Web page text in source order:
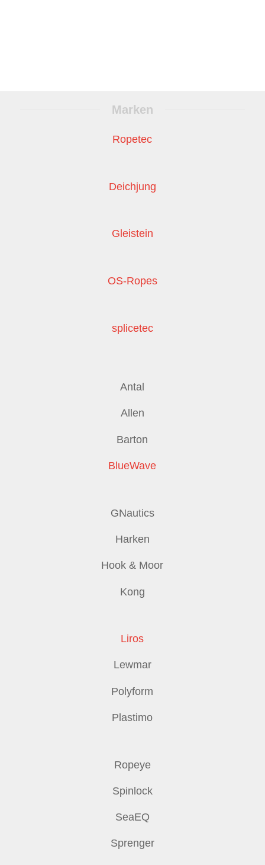
Marken
Ropetec
Deichjung
Gleistein
OS-Ropes
splicetec
Antal
Allen
Barton
BlueWave
GNautics
Harken
Hook & Moor
Kong
Liros
Lewmar
Polyform
Plastimo
Ropeye
Spinlock
SeaEQ
Sprenger